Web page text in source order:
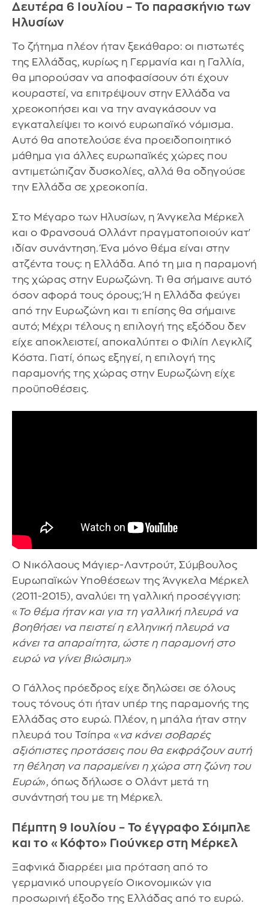
Δευτέρα 6 Ιουλίου – Το παρασκήνιο των
Ηλυσίων
Το ζήτημα πλέον ήταν ξεκάθαρο: οι πιστωτές
της Ελλάδας, κυρίως η Γερμανία και η Γαλλία,
θα μπορούσαν να αποφασίσουν ότι έχουν
κουραστεί, να επιτρέψουν στην Ελλάδα να
χρεοκοπήσει και να την αναγκάσουν να
εγκαταλείψει το κοινό ευρωπαϊκό νόμισμα.
Αυτό θα αποτελούσε ένα προειδοποιητικό
μάθημα για άλλες ευρωπαϊκές χώρες που
αντιμετώπιζαν δυσκολίες, αλλά θα οδηγούσε
την Ελλάδα σε χρεοκοπία.
Στο Μέγαρο των Ηλυσίων, η Άνγκελα Μέρκελ
και ο Φρανσουά Ολλάντ πραγματοποιούν κατ'
ιδίαν συνάντηση. Ένα μόνο θέμα είναι στην
ατζέντα τους: η Ελλάδα. Από τη μια η παραμονή
της χώρας στην Ευρωζώνη. Τι θα σήμαινε αυτό
όσον αφορά τους όρους; Ή η Ελλάδα φεύγει
από την Ευρωζώνη και τι επίσης θα σήμαινε
αυτό; Μέχρι τέλους η επιλογή της εξόδου δεν
είχε αποκλειστεί, αποκαλύπτει ο Φιλίπ Λεγκλίζ
Κόστα. Γιατί, όπως εξηγεί, η επιλογή της
παραμονής της χώρας στην Ευρωζώνη είχε
προϋποθέσεις.
Ο Νικόλαους Μάγιερ-Λαντρούτ, Σύμβουλος
Ευρωπαϊκών Υποθέσεων της Άνγκελα Μέρκελ
(2011-2015), αναλύει τη γαλλική προσέγγιση:
« Το θέμα ήταν και για τη γαλλική πλευρά να
βοηθήσει να πειστεί η ελληνική πλευρά να
κάνει τα απαραίτητα, ώστε η παραμονή στο
ευρώ να γίνει βιώσιμη.»
Ο Γάλλος πρόεδρος είχε δηλώσει σε όλους
τους τόνους ότι ήταν υπέρ της παραμονής της
Ελλάδας στο ευρώ. Πλέον, η μπάλα ήταν στην
πλευρά του Τσίπρα « να κάνει σοβαρές
αξιόπιστες προτάσεις που θα εκφράζουν αυτή
τη θέληση να παραμείνει η χώρα στη ζώνη του
Ευρώ», όπως δήλωσε ο Ολάντ μετά τη
συνάντησή του με τη Μέρκελ.
Πέμπτη 9 Ιουλίου – Το έγγραφο Σόιμπλε
και το «Κόφτο» Γιούνκερ στη Μέρκελ
Ξαφνικά διαρρέει μια πρόταση από το
γερμανικό υπουργείο Οικονομικών για
προσωρινή έξοδο της Ελλάδας από το ευρώ.